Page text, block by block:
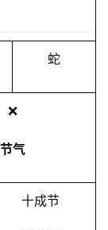
蛇
❌
节气
十成节